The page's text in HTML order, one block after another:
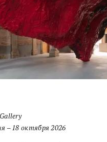
– 18 октября 2026